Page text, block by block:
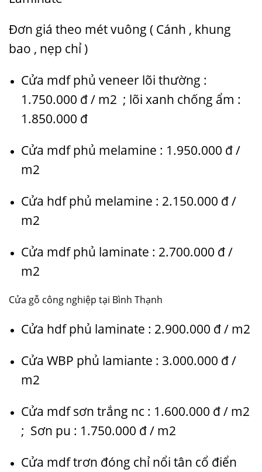
Đơn giá theo mét vuông ( Cánh , khung
bao , nẹp chỉ )
Cửa mdf phủ veneer lõi thường :
1.750.000 đ / m2 ; lõi xanh chống ẩm :
1.850.000 đ
Cửa mdf phủ melamine : 1.950.000 đ /
m2
Cửa hdf phủ melamine : 2.150.000 đ /
m2
Cửa mdf phủ laminate : 2.700.000 đ /
m2
Cửa gỗ công nghiệp tại Bình Thạnh
Cửa hdf phủ laminate : 2.900.000 đ / m2
Cửa WBP phủ lamiante : 3.000.000 đ /
m2
Cửa mdf sơn trắng nc : 1.600.000 đ / m2
; Sơn pu : 1.750.000 đ / m2
Cửa mdf trơn đóng chỉ nổi tân cổ điển